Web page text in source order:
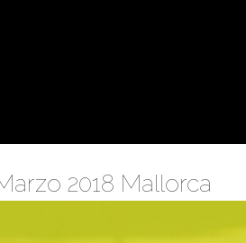
2018 Mallorca